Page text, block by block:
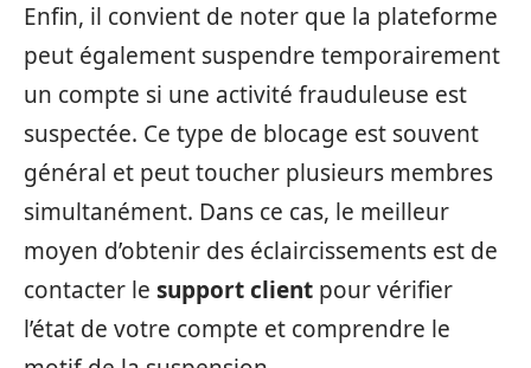
Enfin, il convient de noter que la plateforme
peut également suspendre temporairement
un compte si une activité frauduleuse est
suspectée. Ce type de blocage est souvent
général et peut toucher plusieurs membres
simultanément. Dans ce cas, le meilleur
moyen d’obtenir des éclaircissements est de
contacter le support client pour vérifier
l’état de votre compte et comprendre le